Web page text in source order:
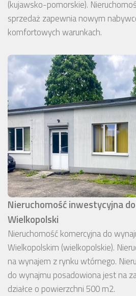
(kujawsko-pomorskie).
sprzedaż zapewnia nowym
komfortowych warunkach.
Nieruchomość inwestycyjna
Wielkopolski
Nieruchomość komercyjna do
Wielkopolskim (wielkopolskie).
na wynajem z rynku wtórnego.
do wynajmu posadowiona jest na
działce o powierzchni 500 m2.